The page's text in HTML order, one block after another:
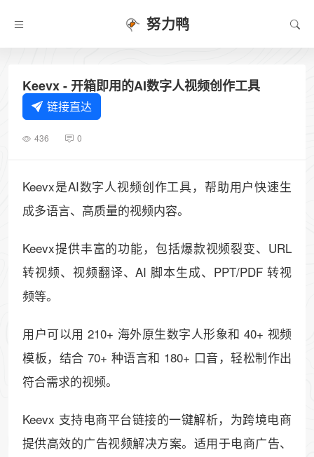
努力鸭
Keevx - 开箱即用的AI数字人视频创作工具
链接直达
436 0
Keevx是AI数字人视频创作工具，帮助用户快速生
成多语言、高质量的视频内容。
Keevx提供丰富的功能，包括爆款视频裂变、URL
转视频、视频翻译、AI 脚本生成、PPT/PDF 转视
频等。
用户可以用 210+ 海外原生数字人形象和 40+ 视频
模板，结合 70+ 种语言和 180+ 口音，轻松制作出
符合需求的视频。
Keevx 支持电商平台链接的一键解析，为跨境电商
提供高效的广告视频解决方案。适用于电商广告、